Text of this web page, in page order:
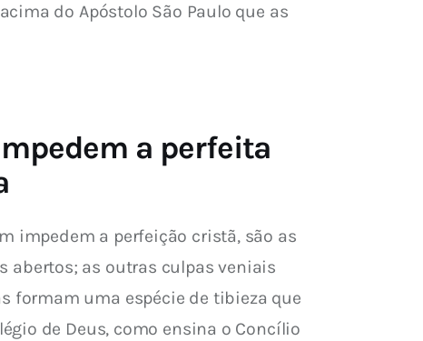
do Apóstolo São Paulo que as
a perfeita
impedem a perfeição cristã, são as
abertos; as outras culpas veniais
formam uma espécie de tibieza que
de Deus, como ensina o Concílio